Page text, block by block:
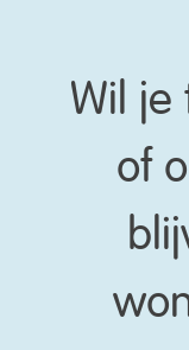
Wil je
of